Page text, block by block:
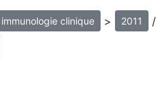
clinique > 2011 /